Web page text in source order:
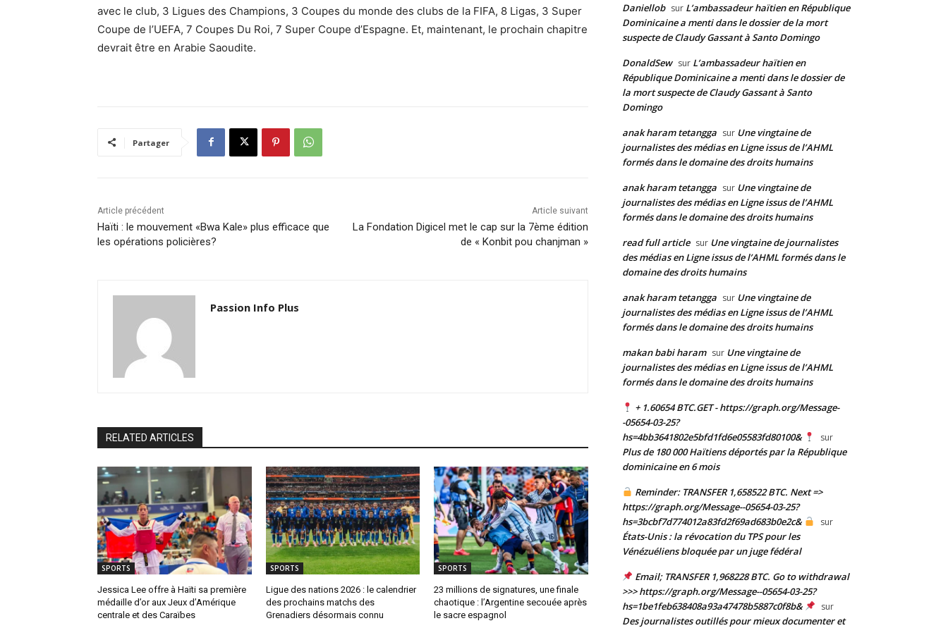
avec le club, 3 Ligues des Champions, 3 Coupes du monde des clubs de la FIFA, 8 Ligas, 3 Super
Coupe de l’UEFA, 7 Coupes Du Roi, 7 Super Coupe d’Espagne. Et, maintenant, le prochain chapitre
devrait être en Arabie Saoudite.
Partager
Article précédent
Haïti : le mouvement «Bwa Kale» plus efficace que
les opérations policières?
Article suivant
La Fondation Digicel met le cap sur la 7ème édition
de « Konbit pou chanjman »
Passion Info Plus
RELATED ARTICLES
SPORTS
Jessica Lee offre à Haïti sa première
médaille d’or aux Jeux d’Amérique
centrale et des Caraïbes
SPORTS
Ligue des nations 2026 : le calendrier
des prochains matchs des
Grenadiers désormais connu
SPORTS
23 millions de signatures, une finale
chaotique : l’Argentine secouée après
le sacre espagnol
Daniellob sur L’ambassadeur haïtien en République
Dominicaine a menti dans le dossier de la mort
suspecte de Claudy Gassant à Santo Domingo
DonaldSew sur L’ambassadeur haïtien en
République Dominicaine a menti dans le dossier de
la mort suspecte de Claudy Gassant à Santo
Domingo
anak haram tetangga sur Une vingtaine de
journalistes des médias en Ligne issus de l’AHML
formés dans le domaine des droits humains
anak haram tetangga sur Une vingtaine de
journalistes des médias en Ligne issus de l’AHML
formés dans le domaine des droits humains
read full article sur Une vingtaine de journalistes
des médias en Ligne issus de l’AHML formés dans le
domaine des droits humains
anak haram tetangga sur Une vingtaine de
journalistes des médias en Ligne issus de l’AHML
formés dans le domaine des droits humains
makan babi haram sur Une vingtaine de
journalistes des médias en Ligne issus de l’AHML
formés dans le domaine des droits humains
+ 1.60654 BTC.GET - https://graph.org/Message-
-05654-03-25?
hs=4bb3641802e5bfd1fd6e05583fd80100&
sur
Plus de 180 000 Haïtiens déportés par la République
dominicaine en 6 mois
Reminder: TRANSFER 1,658522 BTC. Next =>
https://graph.org/Message--05654-03-25?
hs=3bcbf7d774012a83fd2f69ad683b0e2c&
sur
États-Unis : la révocation du TPS pour les
Vénézuéliens bloquée par un juge fédéral
Email; TRANSFER 1,968228 BTC. Go to withdrawal
>>> https://graph.org/Message--05654-03-25?
hs=1be1feb638408a93a47478b5887c0f8b&
sur
Des journalistes outillés pour mieux documenter et